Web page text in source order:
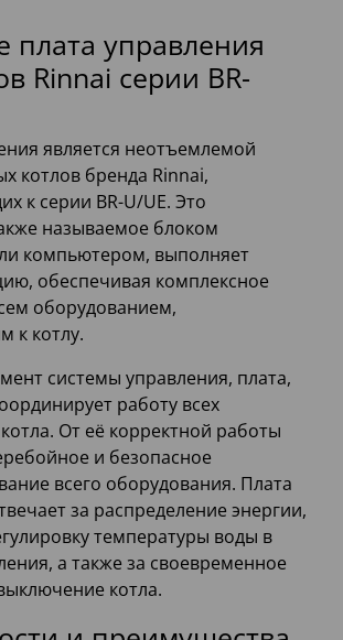
плата управления
Rinnai серии BR-
является неотъемлемой
котлов бренда Rinnai,
к серии BR-U/UE. Это
называемое блоком
компьютером, выполняет
обеспечивая комплексное
оборудованием,
к котлу.
системы управления, плата,
работу всех
От её корректной работы
и безопасное
всего оборудования. Плата
за распределение энергии,
температуры воды в
а также за своевременное
котла.